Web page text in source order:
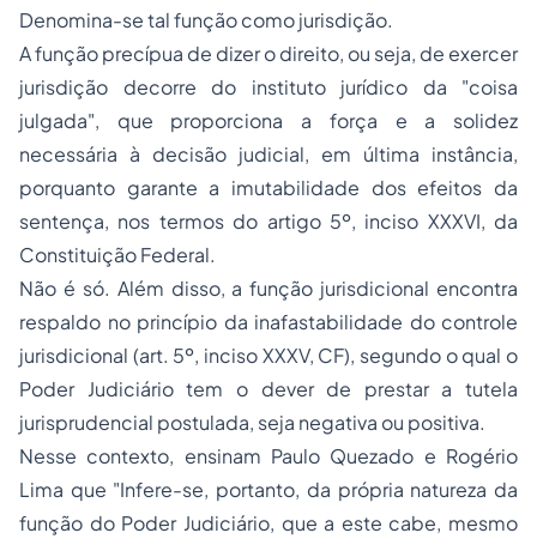
Denomina-se tal função como jurisdição.
A função precípua de dizer o direito, ou seja, de exercer
jurisdição decorre do instituto jurídico da "coisa
julgada", que proporciona a força e a solidez
necessária à decisão judicial, em última instância,
porquanto garante a imutabilidade dos efeitos da
sentença, nos termos do artigo 5º, inciso XXXVI, da
Constituição Federal.
Não é só. Além disso, a função jurisdicional encontra
respaldo no princípio da inafastabilidade do controle
jurisdicional (art. 5º, inciso XXXV, CF), segundo o qual o
Poder Judiciário tem o dever de prestar a tutela
jurisprudencial postulada, seja negativa ou positiva.
Nesse contexto, ensinam Paulo Quezado e Rogério
Lima que "Infere-se, portanto, da própria natureza da
função do Poder Judiciário, que a este cabe, mesmo